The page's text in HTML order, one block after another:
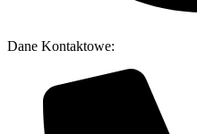
Dane Kontaktowe: